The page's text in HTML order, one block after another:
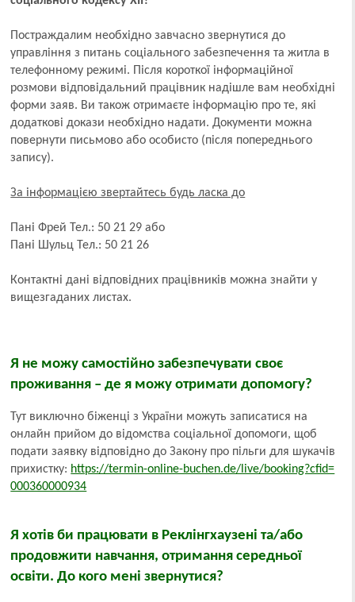
Постраждалим необхідно завчасно звернутися до
управління з питань соціального забезпечення та житла в
телефонному режимі. Після короткої інформаційної
розмови відповідальний працівник надішле вам необхідні
форми заяв. Ви також отримаєте інформацію про те, які
додаткові докази необхідно надати. Документи можна
повернути письмово або особисто (після попереднього
запису).
За інформацією звертайтесь будь ласка до
Пані Фрей Тел.: 50 21 29 або
Пані Шульц Тел.: 50 21 26
Контактні дані відповідних працівників можна знайти у
вищезгаданих листах.
Я не можу самостійно забезпечувати своє
проживання – де я можу отримати допомогу?
Тут виключно біженці з України можуть записатися на
онлайн прийом до відомства соціальної допомоги, щоб
подати заявку відповідно до Закону про пільги для шукачів
прихистку: https://termin-online-buchen.de/live/booking?cfid=
000360000934
Я хотів би працювати в Реклінгхаузені та/або
продовжити навчання, отримання середньої
освіти. До кого мені звернутися?